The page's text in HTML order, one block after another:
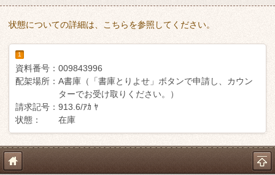
状態についての詳細は、こちらを参照してください。
1
資料番号： 009843996
配架場所： A書庫（「書庫とりよせ」ボタンで申請し、カウン
ターでお受け取りください。）
請求記号： 913.6/ｱｶ ﾔ
状態：
在庫